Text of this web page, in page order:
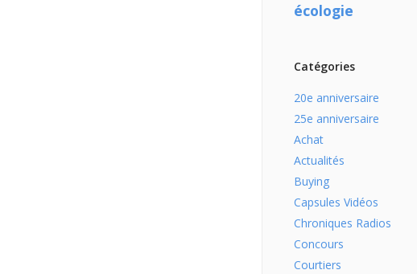
écologie
Catégories
20e anniversaire
25e anniversaire
Achat
Actualités
Buying
Capsules Vidéos
Chroniques Radios
Concours
Courtiers